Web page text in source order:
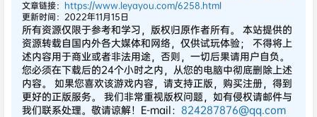
文章链接： https://www.leyayou.com/6258.html
更新时间：2022年11月15日
所有资源仅限于参考和学习，版权归原作者所有。 本站提供的
资源转载自国内外各大媒体和网络，仅供试玩体验； 不得将上
述内容用于商业或者非法用途，否则，一切后果请用户自负。
您必须在下载后的24个小时之内，从您的电脑中彻底删除上述
内容。 如果您喜欢该游戏内容，请支持正版，购买注册，得到
更好的正版服务。 我们非常重视版权问题，如有侵权请邮件与
我们联系处理。敬请谅解！E-mail： 824287876@qq.com